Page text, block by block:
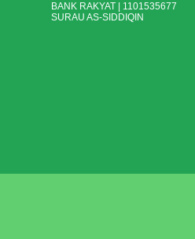
BANK RAKYAT | 1101535677
SURAU AS-SIDDIQIN